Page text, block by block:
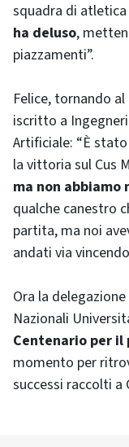
squadra di
ha deluso,
piazzamenti”.
Felice, tornando
iscritto a
Artificiale: “È
la vittoria sul Cus
ma non abbiamo
qualche canestro
partita, ma noi
andati via
Ora la
Nazionali
Centenario per il
momento per
successi raccolti a